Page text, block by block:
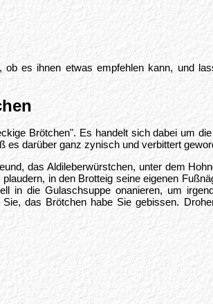
es ihnen etwas empfehlen kann, und
Brötchen". Es handelt sich dabei um
es darüber ganz zynisch und verbittert
das Aldileberwürstchen, unter dem
in den Brotteig seine eigenen
in die Gulaschsuppe onanieren, um
das Brötchen habe Sie gebissen.